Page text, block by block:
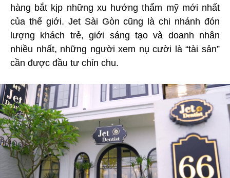
hàng bắt kịp những xu hướng thẩm mỹ mới nhất
của thế giới. Jet Sài Gòn cũng là chi nhánh đón
lượng khách trẻ, giới sáng tạo và doanh nhân
nhiều nhất, những người xem nụ cười là “tài sản”
cần được đầu tư chỉn chu.